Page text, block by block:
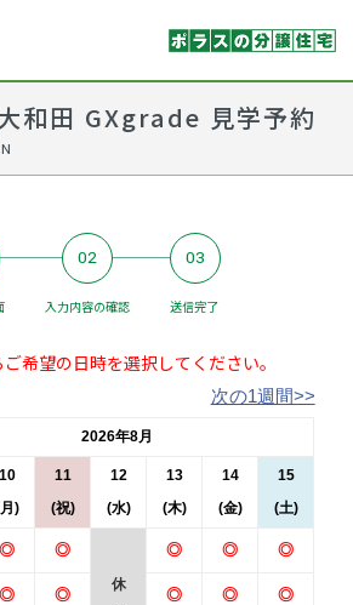
和田 GXgrade 見学予約
02
入力内容の確認
03
送信完了
希望の日時を選択してください。
次の1週間>>
2026年8月
10
)
11
(祝)
12
(水)
13
(木)
14
(金)
15
(土)
◎ ◎
休
◎ ◎ ◎
◎ ◎ ◎ ◎ ◎